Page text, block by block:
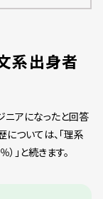
系出身者
ニアになったと回答
ついては、「理系
」と続きます。